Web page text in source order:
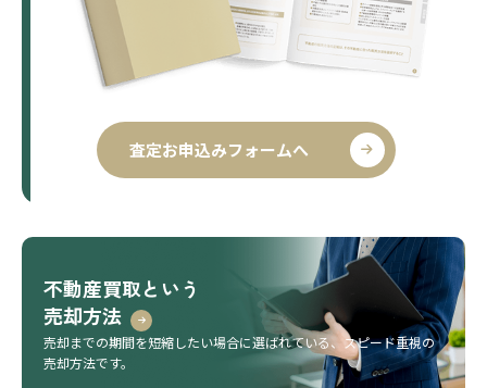
査定お申込みフォームへ
不動産買取という
売却方法
売却までの期間を短縮したい場合に選ばれている、 スピード重視の
売却方法です。